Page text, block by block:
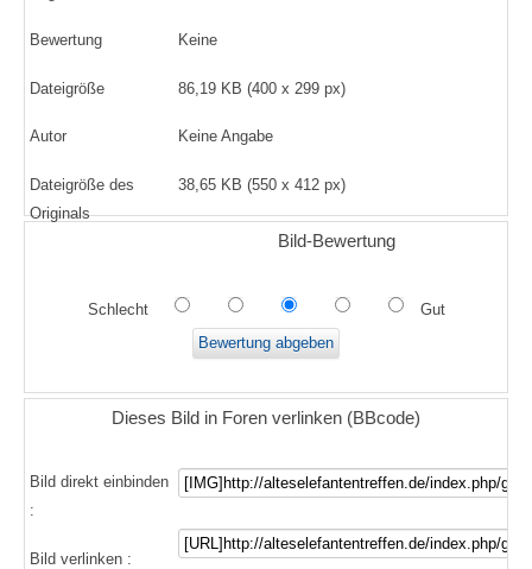
Bewertung Keine
Dateigröße 86,19 KB (400 x 299 px)
Autor Keine Angabe
Dateigröße des
Originals
38,65 KB (550 x 412 px)
Bild-Bewertung
Schlecht Gut
Dieses Bild in Foren verlinken (BBcode)
Bild direkt einbinden
:
Bild verlinken :